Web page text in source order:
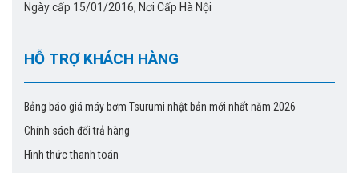
Ngày cấp 15/01/2016, Nơi Cấp Hà Nội
HỖ TRỢ KHÁCH HÀNG
Bảng báo giá máy bơm Tsurumi nhật bản mới nhất năm 2026
Chính sách đổi trả hàng
Hình thức thanh toán